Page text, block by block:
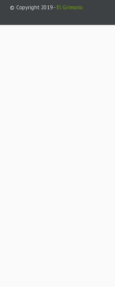
© Copyright 2019 - El Grimorio